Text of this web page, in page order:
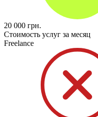
20 000 грн.
Стоимость услуг за месяц
Freelance